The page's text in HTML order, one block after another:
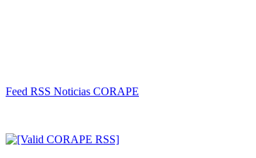
Feed RSS Noticias CORAPE